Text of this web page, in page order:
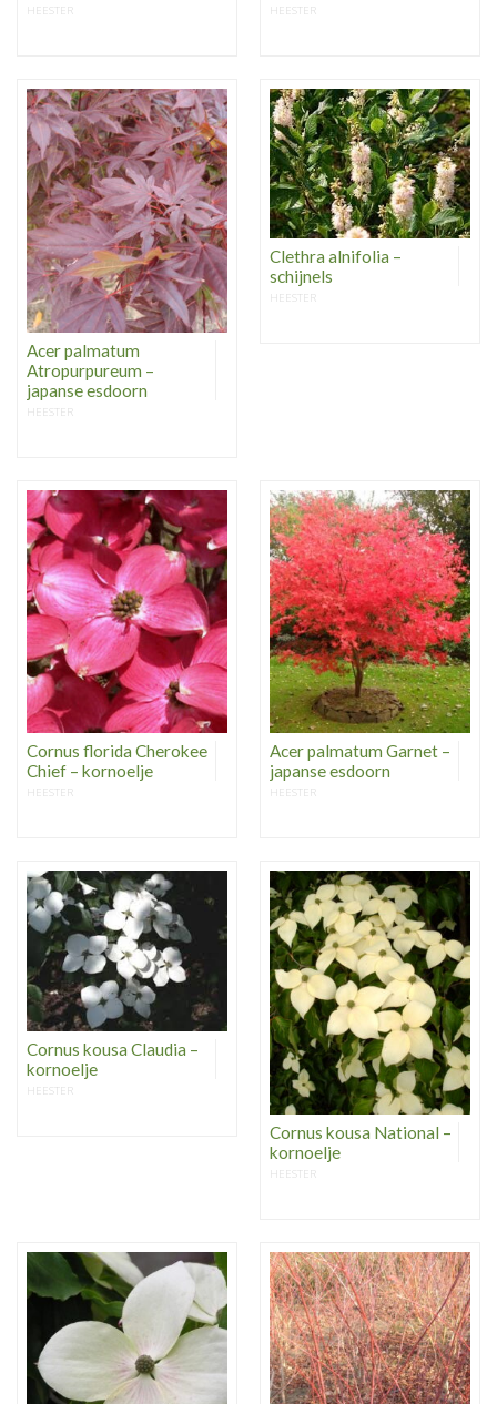
HEESTER HEESTER
Acer palmatum
Atropurpureum –
japanse esdoorn
HEESTER
Clethra alnifolia –
schijnels
HEESTER
Cornus florida Cherokee
Chief – kornoelje
HEESTER
Acer palmatum Garnet –
japanse esdoorn
HEESTER
Cornus kousa Claudia –
kornoelje
HEESTER
Cornus kousa National –
kornoelje
HEESTER